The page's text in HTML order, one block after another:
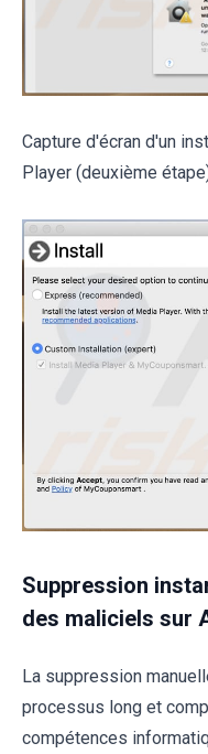
Capture d'écran d'un
Player (deuxième
Suppression
des maliciels sur
La suppression
processus long et
compétences